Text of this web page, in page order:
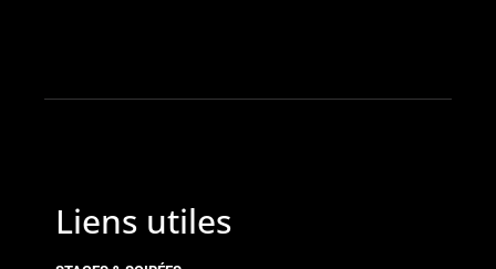
Liens utiles